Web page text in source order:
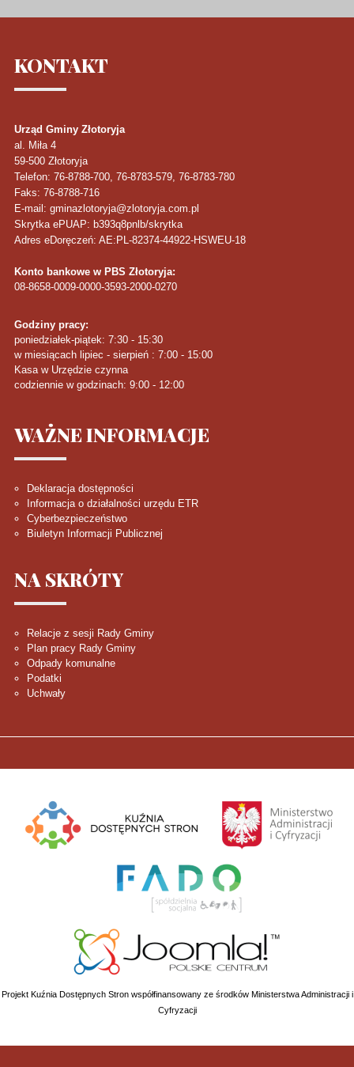
KONTAKT
Urząd Gminy Złotoryja
al. Miła 4
59-500 Złotoryja
Telefon: 76-8788-700, 76-8783-579, 76-8783-780
Faks: 76-8788-716
E-mail: gminazlotoryja@zlotoryja.com.pl
Skrytka ePUAP: b393q8pnlb/skrytka
Adres eDoręczeń: AE:PL-82374-44922-HSWEU-18
Konto bankowe w PBS Złotoryja:
08-8658-0009-0000-3593-2000-0270
Godziny pracy:
poniedziałek-piątek: 7:30 - 15:30
w miesiącach lipiec - sierpień : 7:00 - 15:00
Kasa w Urzędzie czynna
codziennie w godzinach: 9:00 - 12:00
WAŻNEINFORMACJE
Deklaracja dostępności
Informacja o działalności urzędu ETR
Cyberbezpieczeństwo
Biuletyn Informacji Publicznej
NA SKRÓTY
Relacje z sesji Rady Gminy
Plan pracy Rady Gminy
Odpady komunalne
Podatki
Uchwały
Projekt Kuźnia Dostępnych Stron współfinansowany ze środków Ministerstwa Administracji i
Cyfryzacji